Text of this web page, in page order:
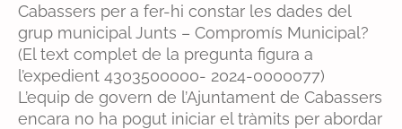
Cabassers per a fer-hi constar les dades del
grup municipal Junts – Compromís Municipal?
(El text complet de la pregunta figura a
l’expedient 4303500000- 2024-0000077)
L’equip de govern de l’Ajuntament de Cabassers
encara no ha pogut iniciar el tràmits per abordar